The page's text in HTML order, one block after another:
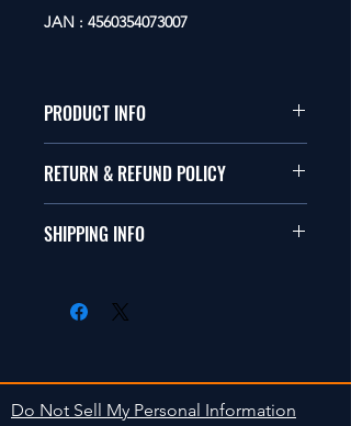
JAN : 4560354073007
PRODUCT INFO
本品は1/10サイズのラジオコント
This items fit in with 1/10 sizes of
RETURN & REFUND POLICY
商品に明らかな欠陥がないかぎり
isn't accepted in goods.
SHIPPING INFO
します。海外への出荷は入金確認
The occasion with the stock is
shipped in 2-5 days. Shipment to
Do Not Sell My Personal Information